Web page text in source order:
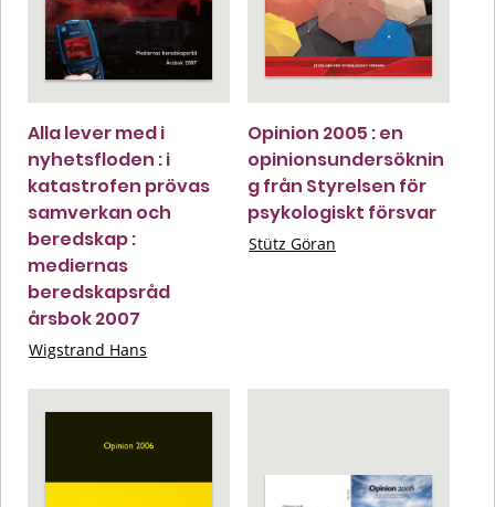
Alla lever med i
nyhetsfloden : i
katastrofen prövas
samverkan och
beredskap :
mediernas
beredskapsråd
årsbok 2007
Wigstrand Hans
Opinion 2005 : en
opinionsundersöknin
g från Styrelsen för
psykologiskt försvar
Stütz Göran